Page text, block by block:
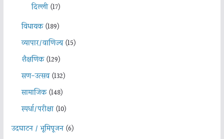
दिल्ली(17)
विधायक(189)
व्यापार/वाणिज्य(15)
शैक्षणिक(129)
सण-उत्सव(132)
सामाजिक(148)
स्पर्धा/परीक्षा(10)
उदघाटन / भूमिपूजन(6)